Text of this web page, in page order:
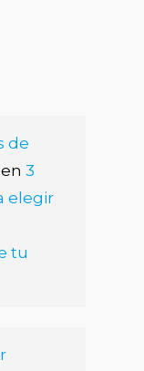
de
en 3
elegir
tu